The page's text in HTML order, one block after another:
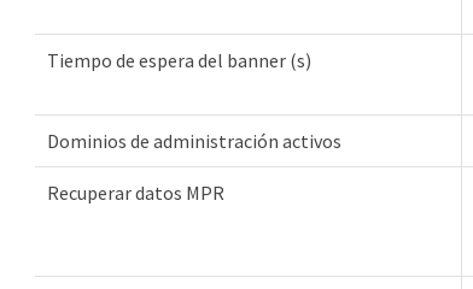
Tiempo de espera del banner (s)
Dominios de administración activos
Recuperar datos MPR